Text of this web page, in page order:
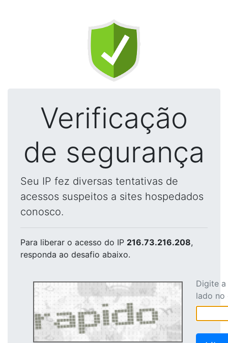
Verificação
de segurança
Seu IP fez diversas tentativas de
acessos suspeitos a sites hospedados
conosco.
Para liberar o acesso do IP 216.73.216.208,
responda ao desafio abaixo.
Digite
lado no